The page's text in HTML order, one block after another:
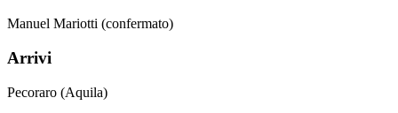
Manuel Mariotti (confermato)
Arrivi
Pecoraro (Aquila)